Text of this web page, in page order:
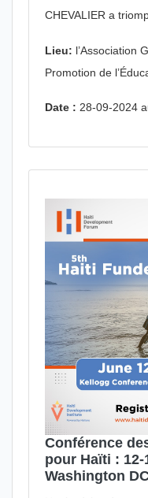
CHEVALIER a
Lieu: l’Association
Promotion de
Date : 28-09-2024
Conférence
pour Haïti : 12-
Washington